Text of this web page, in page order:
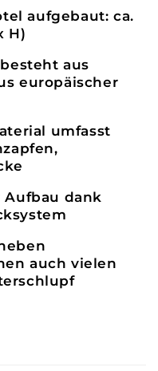
aufgebaut: ca.
H)
aus
europäischer
umfasst
dank
auch vielen